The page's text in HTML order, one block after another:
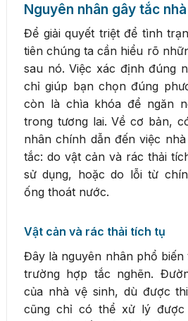
Nguyên nhân gây tắc
Để giải quyết triệt để tình
tiên chúng ta cần hiểu rõ
sau nó. Việc xác định đúng
chỉ giúp bạn chọn đúng
còn là chìa khóa để ngăn
trong tương lai. Về cơ bản,
nhân chính dẫn đến việc
tắc: do vật cản và rác thải
sử dụng, hoặc do lỗi từ
ống thoát nước.
Vật cản và rác thải tích tụ
Đây là nguyên nhân phổ biến
trường hợp tắc nghẽn.
của nhà vệ sinh, dù được
cũng chỉ có thể xử lý được